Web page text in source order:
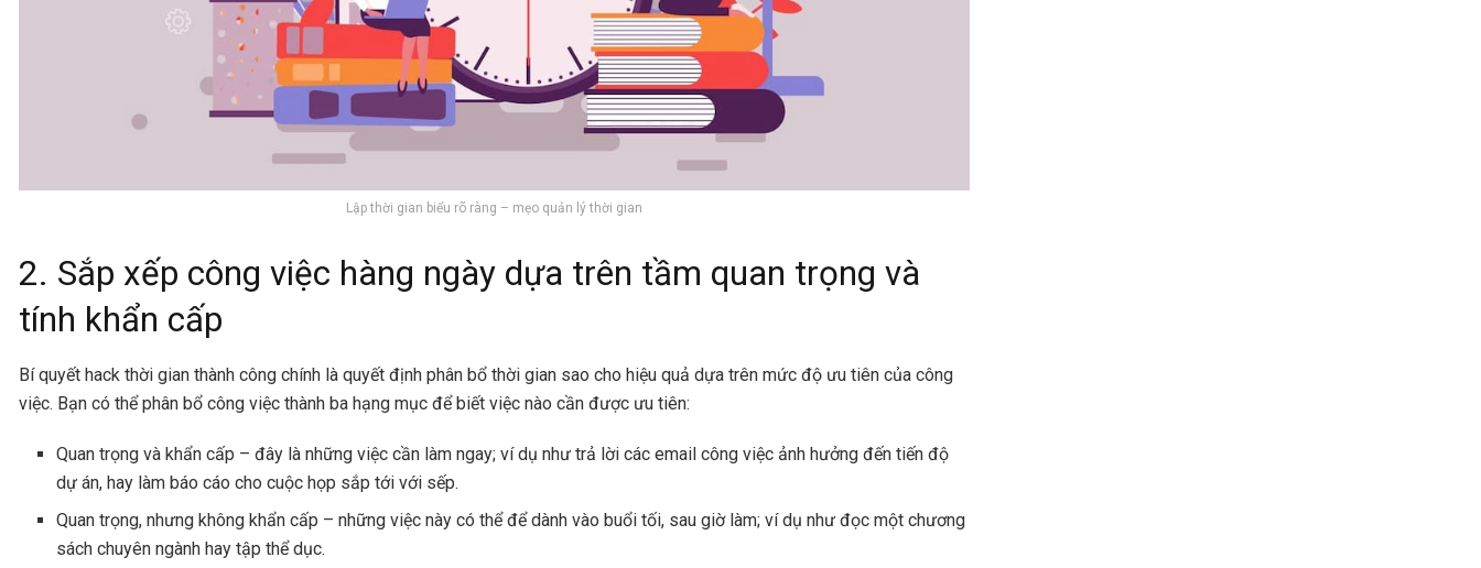
Lập thời gian biểu rõ ràng – mẹo quản lý thời gian
2. Sắp xếp công việc hàng ngày dựa trên tầm quan trọng và
tính khẩn cấp
Bí quyết hack thời gian thành công chính là quyết định phân bổ thời gian sao cho hiệu quả dựa trên mức độ ưu tiên của công
việc. Bạn có thể phân bổ công việc thành ba hạng mục để biết việc nào cần được ưu tiên:
Quan trọng và khẩn cấp – đây là những việc cần làm ngay; ví dụ như trả lời các email công việc ảnh hưởng đến tiến độ
dự án, hay làm báo cáo cho cuộc họp sắp tới với sếp.
Quan trọng, nhưng không khẩn cấp – những việc này có thể để dành vào buổi tối, sau giờ làm; ví dụ như đọc một chương
sách chuyên ngành hay tập thể dục.